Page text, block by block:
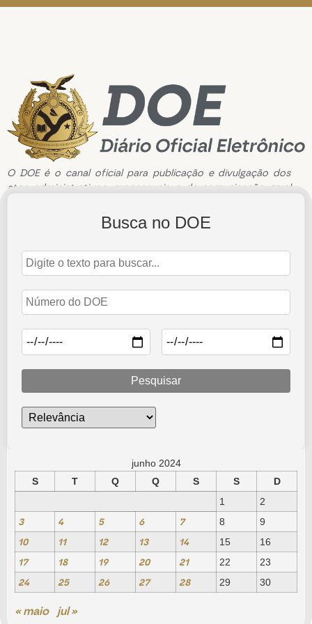
O DOE é o canal oficial para publicação e divulgação dos
atos administrativos, processuais e de comunicação geral
Edição de n°3331 de 11 de junho de 2024
11 de junho de 2024
Abrir Edição
Busca no DOE
Pesquisar
junho 2024
S
T Q Q S S
D
1
2
3 4 5 6 7 8 9
10 11 12 13 14 15 16
17 18 19 20 21 22 23
24 25 26 27 28 29 30
« maio jul »